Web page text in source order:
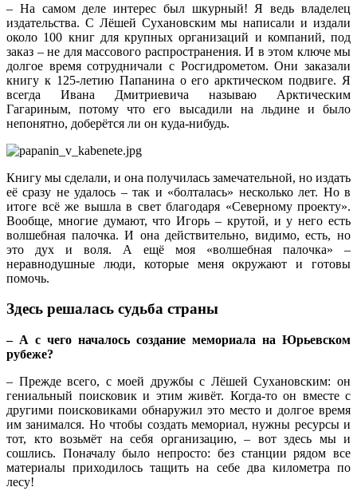
– На самом деле интерес был шкурный! Я ведь владелец
издательства. С Лёшей Сухановским мы написали и издали
около 100 книг для крупных организаций и компаний, под
заказ – не для массового распространения. И в этом ключе мы
долгое время сотрудничали с Росгидрометом. Они заказали
книгу к 125‑летию Папанина о его арктическом подвиге. Я
всегда Ивана Дмитриевича называю Арктическим
Гагариным, потому что его высадили на льдине и было
непонятно, доберётся ли он куда‑нибудь.
Книгу мы сделали, и она получилась замечательной, но издать
её сразу не удалось – так и «болталась» несколько лет. Но в
итоге всё же вышла в свет благодаря «Северному проекту».
Вообще, многие думают, что Игорь – крутой, и у него есть
волшебная палочка. И она действительно, видимо, есть, но
это дух и воля. А ещё моя «волшебная палочка» –
неравнодушные люди, которые меня окружают и готовы
помочь.
Здесь решалась судьба страны
– А с чего началось создание мемориала на Юрьевском
рубеже?
– Прежде всего, с моей дружбы с Лёшей Сухановским: он
гениальный поисковик и этим живёт. Когда‑то он вместе с
другими поисковиками обнаружил это место и долгое время
им занимался. Но чтобы создать мемориал, нужны ресурсы и
тот, кто возьмёт на себя организацию, – вот здесь мы и
сошлись. Поначалу было непросто: без станции рядом все
материалы приходилось тащить на себе два километра по
лесу!